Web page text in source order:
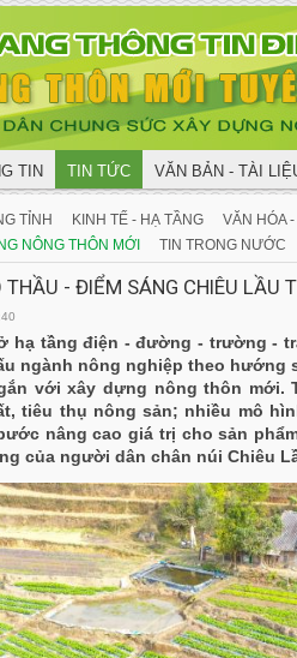
TIN TIN TỨC VĂN BẢN - TÀI
TỈNH KINH TẾ - HẠ TẦNG
VĂN HÓA
NÔNG THÔN MỚI
TIN TRONG NƯỚC
THẦU - ĐIỂM SÁNG CHIÊU LẦU
hạ tầng điện - đường - trường -
ngành nông nghiệp theo hướng
với xây dựng nông thôn mới.
tiêu thụ nông sản; nhiều mô
nâng cao giá trị cho sản
của người dân chân núi Chiêu